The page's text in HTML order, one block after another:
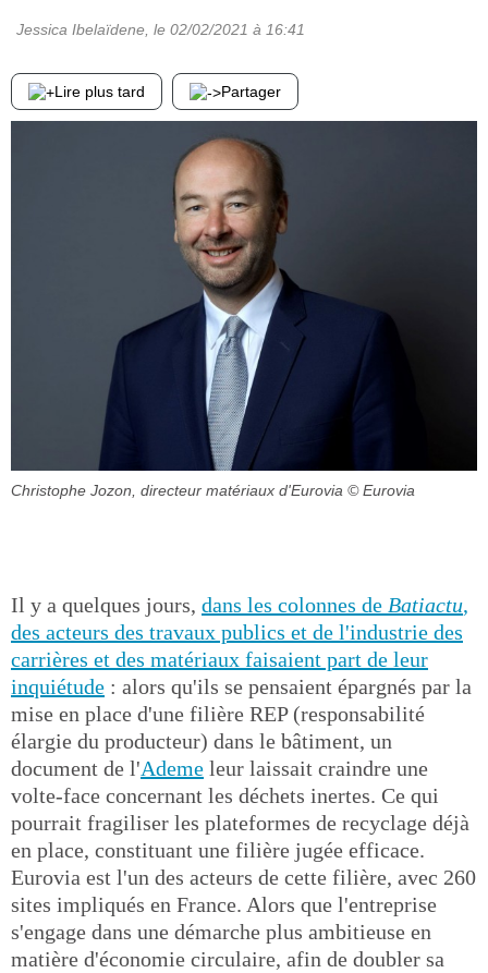
Jessica Ibelaïdene , le 02/02/2021 à 16:41
Lire plus tard Partager
Christophe Jozon, directeur matériaux d'Eurovia © Eurovia
Il y a quelques jours, dans les colonnes de Batiactu,
des acteurs des travaux publics et de l'industrie des
carrières et des matériaux faisaient part de leur
inquiétude : alors qu'ils se pensaient épargnés par la
mise en place d'une filière REP (responsabilité
élargie du producteur) dans le bâtiment, un
document de l'Ademe leur laissait craindre une
volte-face concernant les déchets inertes. Ce qui
pourrait fragiliser les plateformes de recyclage déjà
en place, constituant une filière jugée efficace.
Eurovia est l'un des acteurs de cette filière, avec 260
sites impliqués en France. Alors que l'entreprise
s'engage dans une démarche plus ambitieuse en
matière d'économie circulaire, afin de doubler sa